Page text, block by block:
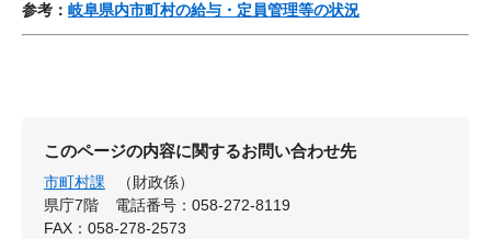
参考： 岐阜県内市町村の給与・定員管理等の状況
このページの内容に関するお問い合わせ先
市町村課
（財政係）
県庁7階
電話番号：058-272-8119
FAX：058-278-2573